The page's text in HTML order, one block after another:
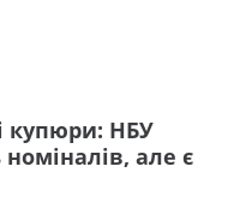
купюри: НБУ
але є